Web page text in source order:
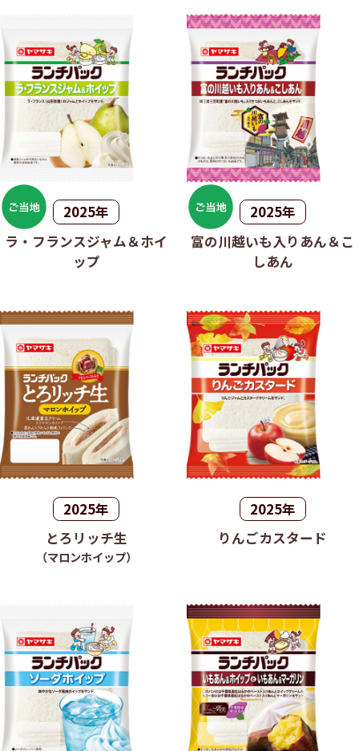
2025年
ラ・フランスジャム＆ホイ
ップ
2025年
富の川越いも入りあん＆こ
しあん
2025年
とろリッチ生
（マロンホイップ）
2025年
りんごカスタード